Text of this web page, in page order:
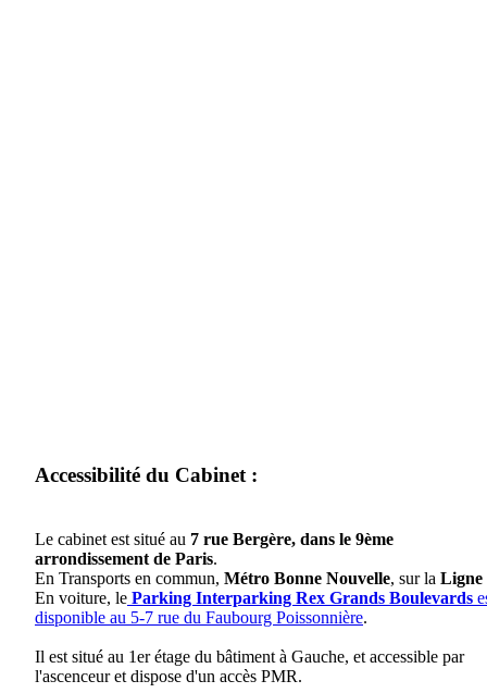
Accessibilité du Cabinet :
Le cabinet est situé au 7 rue Bergère, dans le 9ème
arrondissement de Paris.
En Transports en commun, Métro Bonne Nouvelle, sur la Ligne
En voiture, le Parking Interparking Rex Grands Boulevards
disponible au 5-7 rue du Faubourg Poissonnière.
Il est situé au 1er étage du bâtiment à Gauche, et accessible par
l'ascenceur et dispose d'un accès PMR.